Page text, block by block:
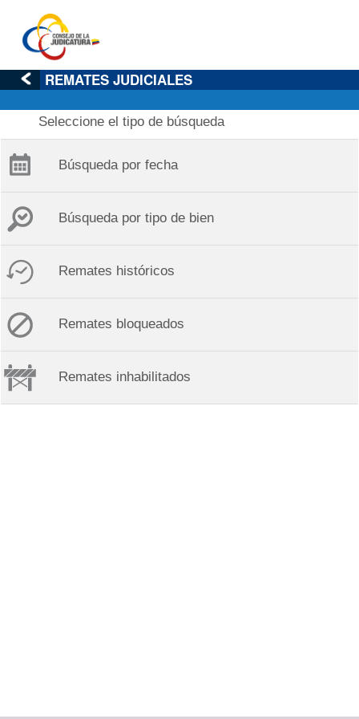
REMATES JUDICIALES
Seleccione el tipo de búsqueda
Búsqueda por fecha
Búsqueda por tipo de bien
Remates históricos
Remates bloqueados
Remates inhabilitados